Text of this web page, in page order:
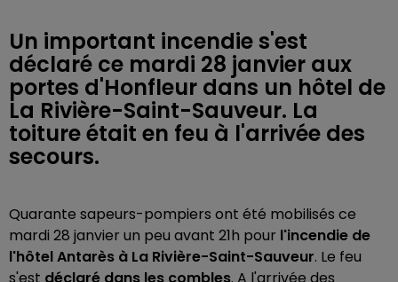
Un important incendie s'est
déclaré ce mardi 28 janvier aux
portes d'Honfleur dans un hôtel de
La Rivière-Saint-Sauveur. La
toiture était en feu à l'arrivée des
secours.
Quarante sapeurs-pompiers ont été mobilisés ce
mardi 28 janvier un peu avant 21h pour l'incendie de
l'hôtel Antarès à La Rivière-Saint-Sauveur. Le feu